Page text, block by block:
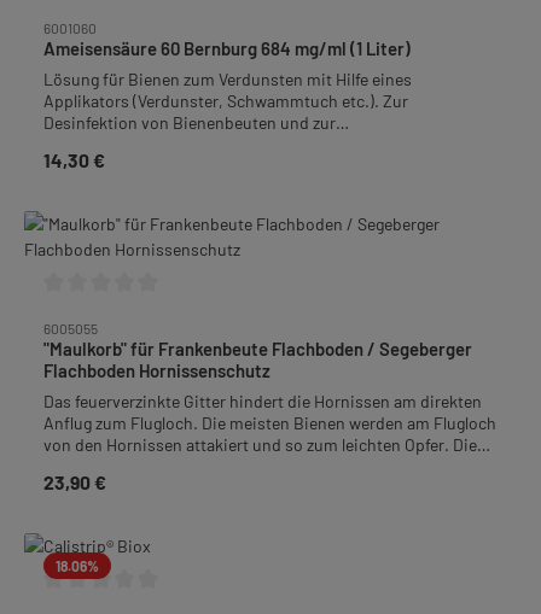
6001060
Ameisensäure 60 Bernburg 684 mg/ml (1 Liter)
Lösung für Bienen zum Verdunsten mit Hilfe eines
Applikators (Verdunster, Schwammtuch etc.). Zur
Desinfektion von Bienenbeuten und zur
Honig:Anzuwenden nach der letzten Honigernte des
Regulärer Preis:
14,30 €
6005055
"Maulkorb" für Frankenbeute Flachboden / Segeberger
Flachboden Hornissenschutz
Das feuerverzinkte Gitter hindert die Hornissen am direkten
Anflug zum Flugloch. Die meisten Bienen werden am Flugloch
von den Hornissen attakiert und so zum leichten Opfer. Die
absetzen muss bevor sie eindringen kann. Hinter dem Gitter
Hornissenschutzkeil. Der Hornissenschutz wird durch einen
Spanngurt oder ählichem Befestigungsmaterial (nicht im
Regulärer Preis:
23,90 €
18.06%